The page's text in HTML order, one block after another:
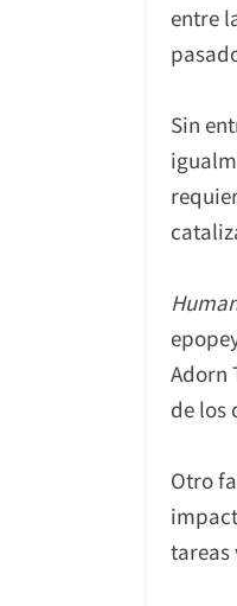
entre
Sin
Adorn
de los
Otro
tareas